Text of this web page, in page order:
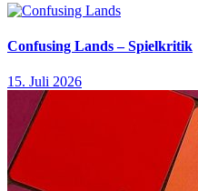
Confusing Lands – Spielkritik
15. Juli 2026